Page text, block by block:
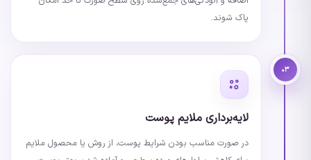
پاک شوند.
لایه‌برداری ملایم پوست
در صورت مناسب بودن شرایط پوست، از روش یا محصول ملایم
۰۳